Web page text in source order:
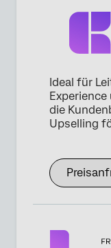
Ideal für
die
Upselling